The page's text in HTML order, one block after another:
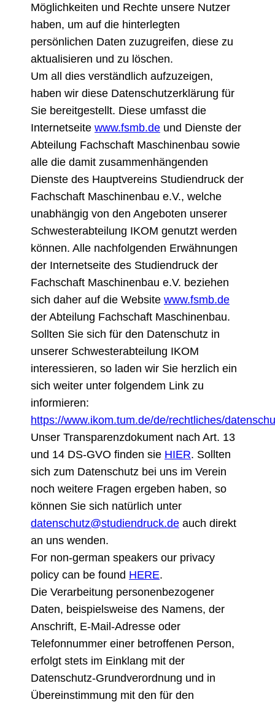
Möglichkeiten und Rechte unsere Nutzer
haben, um auf die hinterlegten
persönlichen Daten zuzugreifen, diese zu
aktualisieren und zu löschen.
Um all dies verständlich aufzuzeigen,
haben wir diese Datenschutzerklärung für
Sie bereitgestellt. Diese umfasst die
Internetseite www.fsmb.de und Dienste der
Abteilung Fachschaft Maschinenbau sowie
alle die damit zusammenhängenden
Dienste des Hauptvereins Studiendruck der
Fachschaft Maschinenbau e.V., welche
unabhängig von den Angeboten unserer
Schwesterabteilung IKOM genutzt werden
können. Alle nachfolgenden Erwähnungen
der Internetseite des Studiendruck der
Fachschaft Maschinenbau e.V. beziehen
sich daher auf die Website www.fsmb.de
der Abteilung Fachschaft Maschinenbau.
Sollten Sie sich für den Datenschutz in
unserer Schwesterabteilung IKOM
interessieren, so laden wir Sie herzlich ein
sich weiter unter folgendem Link zu
informieren:
https://www.ikom.tum.de/de/rechtliches/
Unser Transparenzdokument nach Art. 13
und 14 DS-GVO finden sie HIER. Sollten
sich zum Datenschutz bei uns im Verein
noch weitere Fragen ergeben haben, so
können Sie sich natürlich unter
datenschutz@studiendruck.de auch direkt
an uns wenden.
For non-german speakers our privacy
policy can be found HERE.
Die Verarbeitung personenbezogener
Daten, beispielsweise des Namens, der
Anschrift, E-Mail-Adresse oder
Telefonnummer einer betroffenen Person,
erfolgt stets im Einklang mit der
Datenschutz-Grundverordnung und in
Übereinstimmung mit den für den